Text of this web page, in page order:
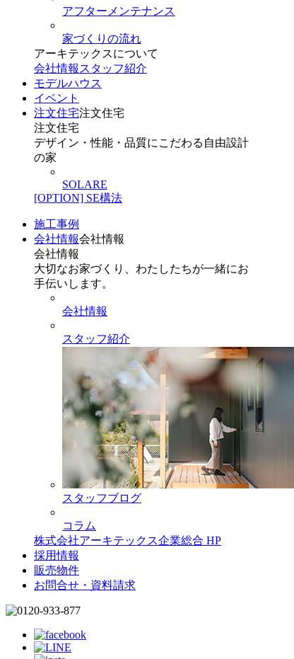
アフターメンテナンス
家づくりの流れ
アーキテックスについて
会社情報 スタッフ紹介
モデルハウス
イベント
注文住宅注文住宅
注文住宅
デザイン・性能・品質にこだわる自由設計
の家
SOLARE
[OPTION] SE構法
施工事例
会社情報会社情報
会社情報
大切なお家づくり、わたしたちが一緒にお
手伝いします。
会社情報
スタッフ紹介
スタッフブログ
コラム
株式会社アーキテックス企業総合 HP
採用情報
販売物件
お問合せ・資料請求